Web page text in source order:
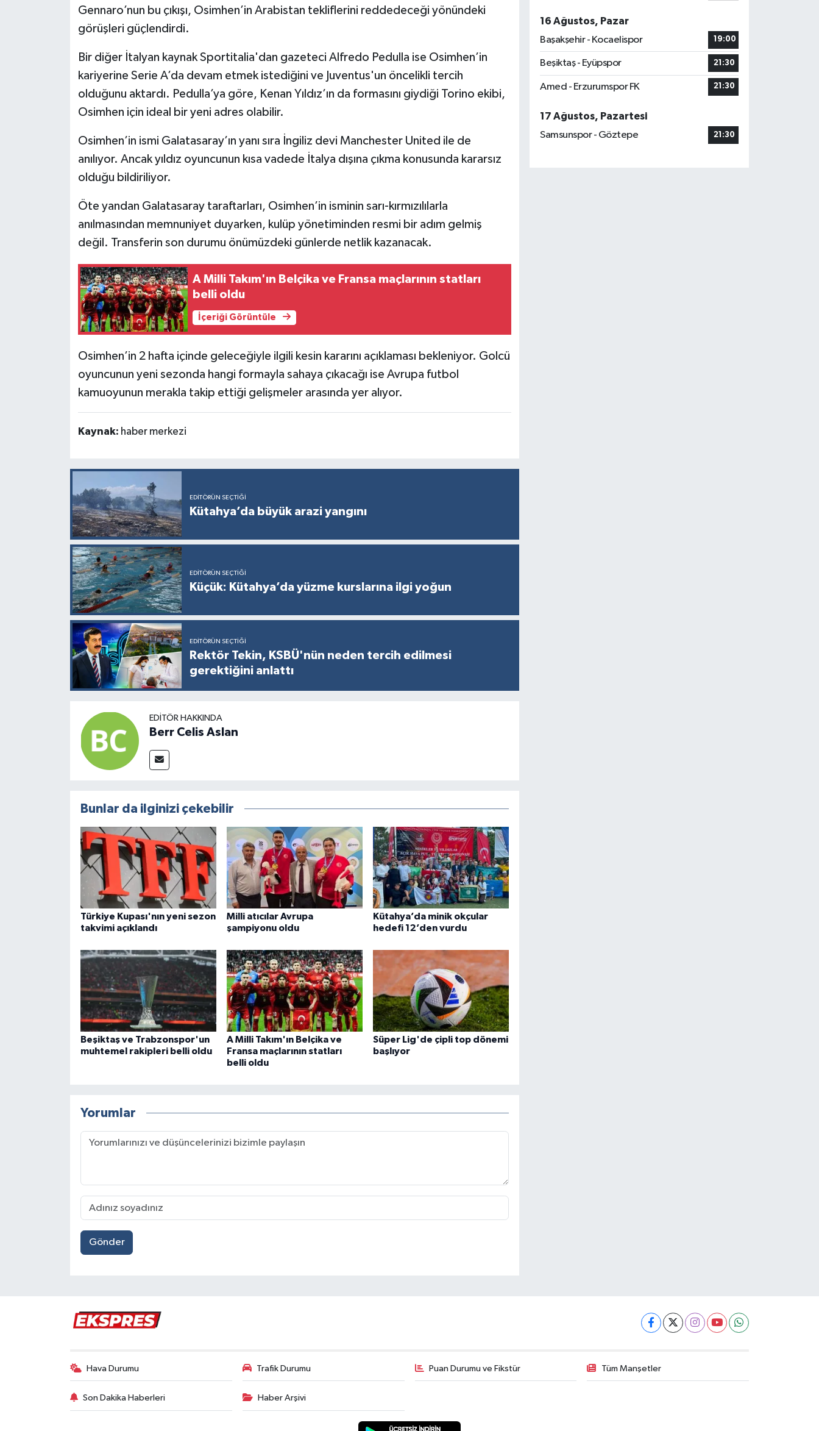
Gennaro’nun bu çıkışı, Osimhen’in Arabistan tekliflerini reddedeceği yönündeki
görüşleri güçlendirdi.
Bir diğer İtalyan kaynak Sportitalia'dan gazeteci Alfredo Pedulla ise Osimhen’in
kariyerine Serie A’da devam etmek istediğini ve Juventus'un öncelikli tercih
olduğunu aktardı. Pedulla’ya göre, Kenan Yıldız’ın da formasını giydiği Torino ekibi,
Osimhen için ideal bir yeni adres olabilir.
Osimhen’in ismi Galatasaray’ın yanı sıra İngiliz devi Manchester United ile de
anılıyor. Ancak yıldız oyuncunun kısa vadede İtalya dışına çıkma konusunda kararsız
olduğu bildiriliyor.
Öte yandan Galatasaray taraftarları, Osimhen’in isminin sarı-kırmızılılarla
anılmasından memnuniyet duyarken, kulüp yönetiminden resmi bir adım gelmiş
değil. Transferin son durumu önümüzdeki günlerde netlik kazanacak.
A Milli Takım'ın Belçika ve Fransa maçlarının statları
belli oldu
İçeriği Görüntüle
Osimhen’in 2 hafta içinde geleceğiyle ilgili kesin kararını açıklaması bekleniyor. Golcü
oyuncunun yeni sezonda hangi formayla sahaya çıkacağı ise Avrupa futbol
kamuoyunun merakla takip ettiği gelişmeler arasında yer alıyor.
Kaynak: haber merkezi
EDITÖRÜN SEÇTIĞI
Kütahya’da büyük arazi yangını
EDITÖRÜN SEÇTIĞI
Küçük: Kütahya’da yüzme kurslarına ilgi yoğun
EDITÖRÜN SEÇTIĞI
Rektör Tekin, KSBÜ'nün neden tercih edilmesi
gerektiğini anlattı
EDITÖR HAKKINDA
Berr Celis Aslan
Bunlar da ilginizi çekebilir
Türkiye Kupası'nın yeni sezon
takvimi açıklandı
Milli atıcılar Avrupa
şampiyonu oldu
Kütahya’da minik okçular
hedefi 12’den vurdu
Beşiktaş ve Trabzonspor'un
muhtemel rakipleri belli oldu
A Milli Takım'ın Belçika ve
Fransa maçlarının statları
belli oldu
Süper Lig'de çipli top dönemi
başlıyor
Yorumlar
Gönder
16 Ağustos, Pazar
Başakşehir - Kocaelispor
19:00
Beşiktaş - Eyüpspor 21:30
Amed - Erzurumspor FK 21:30
17 Ağustos, Pazartesi
Samsunspor - Göztepe
21:30
Hava Durumu Trafik Durumu Puan Durumu ve Fikstür Tüm Manşetler
Son Dakika Haberleri Haber Arşivi
Resmi İlan
Rüya Tabirleri
Video Galeri